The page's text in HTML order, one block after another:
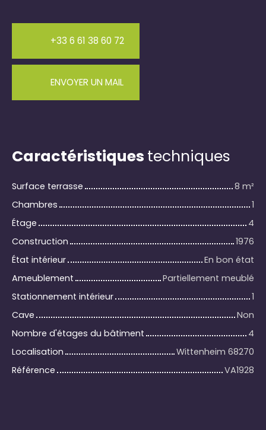
+33 6 61 38 60 72
ENVOYER UN MAIL
Caractéristiques techniques
Surface terrasse 8 m²
Chambres
1
Étage
4
Construction
1976
État intérieur
En bon état
Ameublement
Partiellement meublé
Stationnement intérieur
1
Cave
Non
Nombre d'étages du bâtiment
4
Localisation
Wittenheim 68270
Référence
VA1928